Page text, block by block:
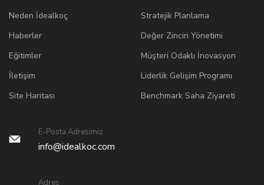
Neden İdealkoç
Haberler
Eğitimler
İletişim
Site Haritası
Stratejik Planlama
Değer Zinciri Yönetimi
Müşteri Odaklı İnovasyon
Liderlik Gelişim Programı
Benchmark Saha Ziyareti
E-Posta Adresimiz
info@idealkoc.com
Adres